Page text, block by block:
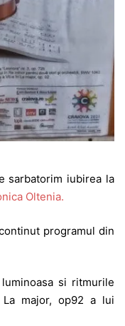
sarbatorim iubirea la
Oltenia.
programul din
si ritmurile
major, op92 a lui